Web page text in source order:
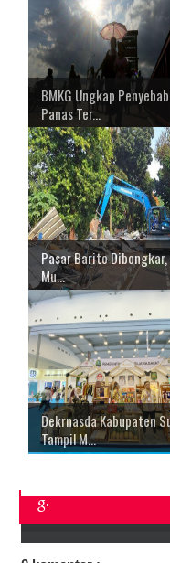
BMKG Ungkap
Panas Ter...
Pasar Barito
Mu...
Dekrnasda Kabupaten
Tampil M...